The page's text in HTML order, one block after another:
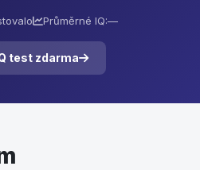
Průměrné IQ:—
test zdarma